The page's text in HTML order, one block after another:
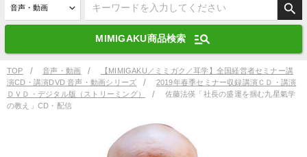
search
MIMIGAKU商品検索 manage_search
デジタル版対応のみ検索結果に表示する
search 上記の条件で検索
全国経営者セミナー講演収録物（全1315タイトル）からお探しいただけ
TOP 音声・動画
【MIMIGAKU／ミミガク／耳学】全国経営者セミナー講
演CD・講演DVD 音声・動画シリーズ
2019年春季セミナー収録講演ＣＤ・講演
ＤＶＤ・デジタル版（ストリーミング）
佐藤法偀「社長の盛運を掴む九星氣学
の教え」CD・配信